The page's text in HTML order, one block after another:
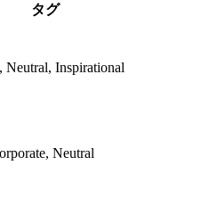
タグ
Neutral, Inspirational
Neutral